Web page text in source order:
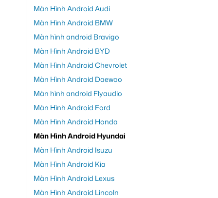
Màn Hình Android Audi
Màn Hình Android BMW
Màn hình android Bravigo
Màn Hình Android BYD
Màn Hình Android Chevrolet
Màn Hình Android Daewoo
Màn hình android Flyaudio
Màn Hình Android Ford
Màn Hình Android Honda
Màn Hình Android Hyundai
Màn Hình Android Isuzu
Màn Hình Android Kia
Màn Hình Android Lexus
Màn Hình Android Lincoln